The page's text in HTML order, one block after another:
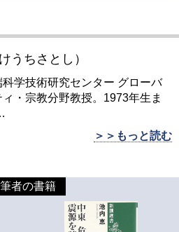
うちさとし）
学技術研究センター グローバ
・宗教分野教授。1973年生ま
＞＞もっと読む
者の書籍